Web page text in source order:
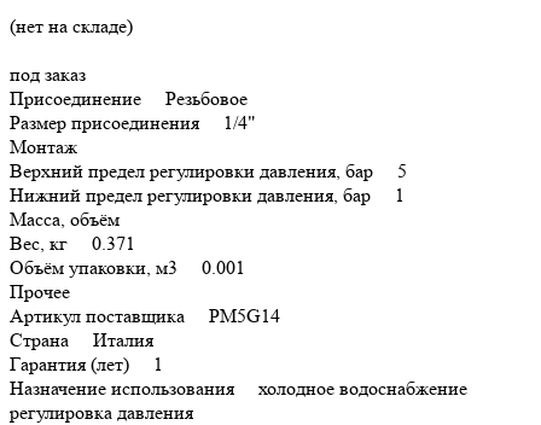
(нет на складе)
под заказ
Присоединение Резьбовое
Размер присоединения 1/4"
Монтаж
Верхний предел регулировки давления, бар 5
Нижний предел регулировки давления, бар 1
Масса, объём
Вес, кг 0.371
Объём упаковки, м3 0.001
Прочее
Артикул поставщика PM5G14
Страна Италия
Гарантия (лет) 1
Назначение использования холодное водоснабжение
регулировка давления